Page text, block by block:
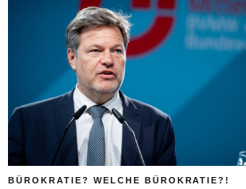
BÜROKRATIE? WELCHE BÜROKRATIE?!